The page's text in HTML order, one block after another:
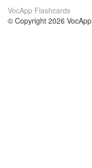
VocApp Flashcards
© Copyright 2026 VocApp